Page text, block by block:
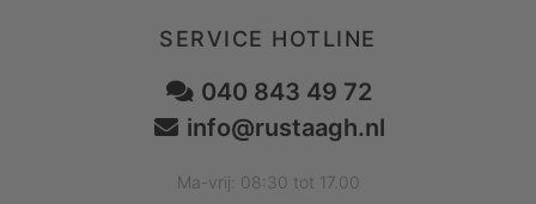
SERVICE HOTLINE
040 843 49 72
info@rustaagh.nl
Ma-vrij: 08:30 tot 17.00